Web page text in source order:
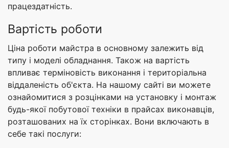
працездатність.
Вартість роботи
Ціна роботи майстра в основному залежить від
типу і моделі обладнання. Також на вартість
впливає терміновість виконання і територіальна
віддаленість об'єкта. На нашому сайті ви можете
ознайомитися з розцінками на установку і монтаж
будь-якої побутової техніки в прайсах виконавців,
розташованих на їх сторінках. Вони включають в
себе такі послуги: